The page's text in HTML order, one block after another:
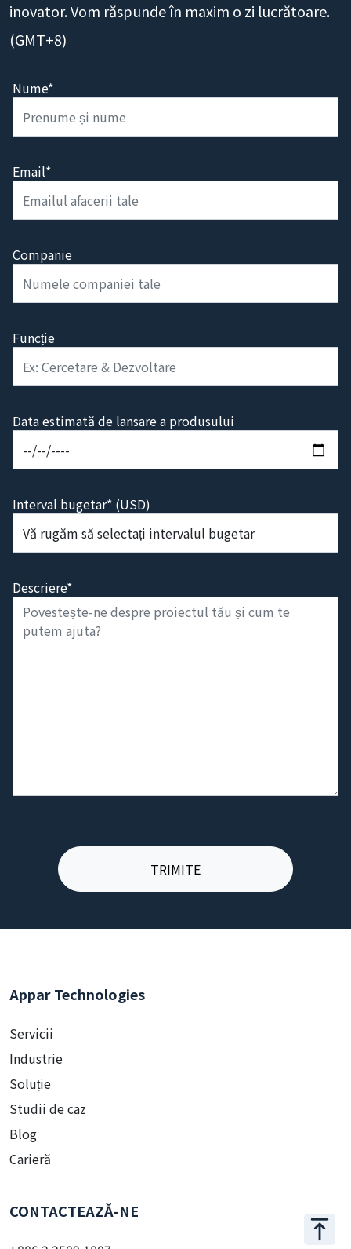
Pornește-ți afacerea cu partenerul tău digital
inovator. Vom răspunde în maxim o zi lucrătoare.
Nume*
Email*
Companie
Funcție
Data estimată de lansare a produsului
Interval bugetar* (USD)
Descriere*
Servicii
Industrie
Soluție
Studii de caz
Blog